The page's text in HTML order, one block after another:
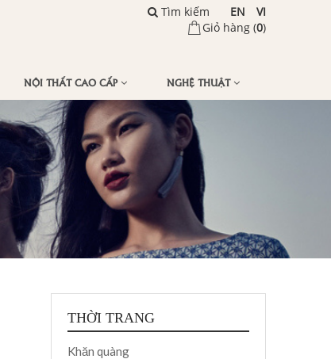
Giỏ hàng (0)
VI
EN
Tìm kiếm
NỘI THẤT CAO CẤP
NGHỆ THUẬT
THỜI TRANG
Khăn quàng